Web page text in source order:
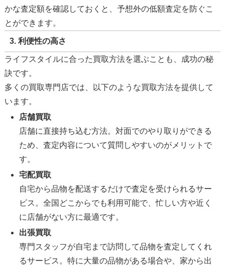
かな査定額を確認しておくと、予想外の低額査定を防ぐこ
とができます。
3. 利便性の高さ
ライフスタイルに合った買取方法を選ぶことも、成功の秘
訣です。
多くの買取専門店では、以下のような買取方法を提供して
います。
店舗買取
店舗に直接持ち込む方法。対面でのやり取りができる
ため、査定内容について質問しやすいのがメリットで
す。
宅配買取
自宅から品物を配送するだけで査定を受けられるサー
ビス。全国どこからでも利用可能で、忙しい方や近く
に店舗がない方に最適です。
出張買取
専門スタッフが自宅まで訪問して品物を査定してくれ
るサービス。特に大量の品物がある場合や、家から出